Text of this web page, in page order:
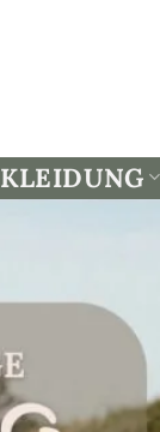
KLEIDUNG